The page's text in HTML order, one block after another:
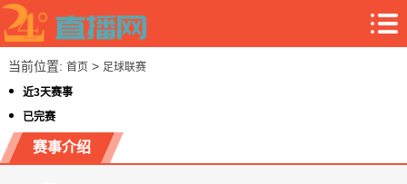
当前位置: 首页> 足球联赛
近3天赛事
已完赛
赛事介绍